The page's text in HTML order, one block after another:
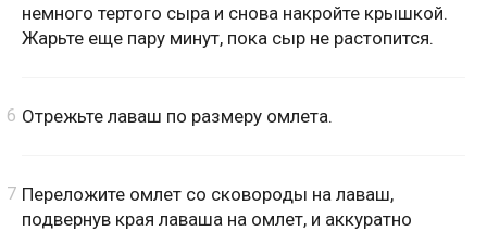
немного тертого сыра и снова накройте крышкой.
Жарьте еще пару минут, пока сыр не растопится.
Отрежьте лаваш по размеру омлета.
Переложите омлет со сковороды на лаваш,
подвернув края лаваша на омлет, и аккуратно